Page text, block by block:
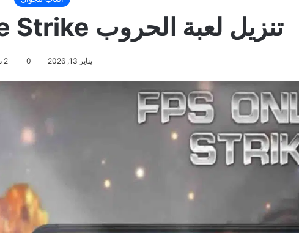
تنزيل لعبة الحروب FPS Online Strike للهاتف
يناير 13, 2026 0 2 دقائق